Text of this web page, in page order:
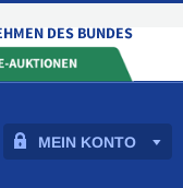
MEIN KONTO